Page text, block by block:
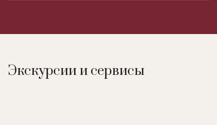
Экскурсии и сервисы